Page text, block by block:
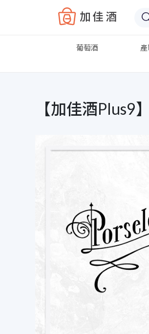
Baccus
葡萄酒 產
【加佳酒Plus9